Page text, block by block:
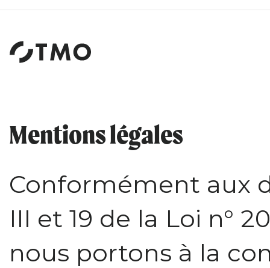
Institut
de
sondages
Mentions légales
Conformément aux
III et 19 de la Loi n°
nous portons à la